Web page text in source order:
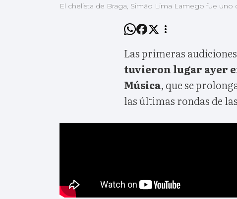
El chelista de Braga, Simão Lima Lamego fue uno
Las primeras
tuvieron lugar ayer
Música, que se
las últimas rondas de